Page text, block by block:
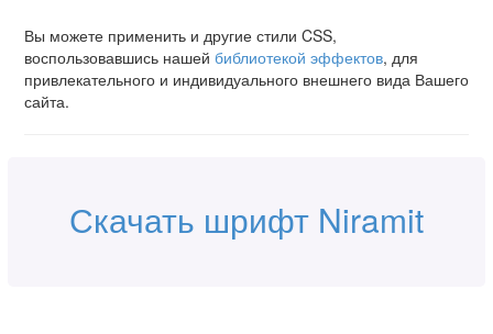
Вы можете применить и другие стили CSS,
воспользовавшись нашей библиотекой эффектов, для
привлекательного и индивидуального внешнего вида Вашего
сайта.
Скачать шрифт Niramit